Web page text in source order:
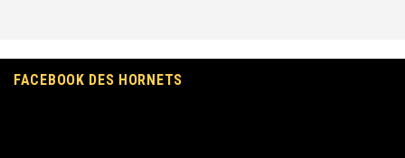
FACEBOOK DES HORNETS